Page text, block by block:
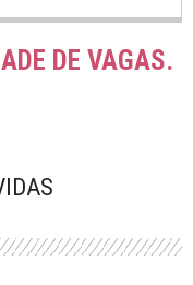
DE VAGAS.